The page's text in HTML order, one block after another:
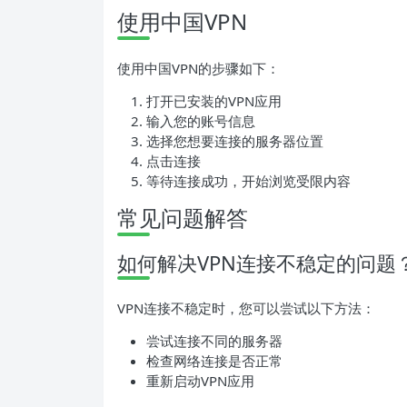
使用中国VPN
使用中国VPN的步骤如下：
打开已安装的VPN应用
输入您的账号信息
选择您想要连接的服务器位置
点击连接
等待连接成功，开始浏览受限内容
常见问题解答
如何解决VPN连接不稳定的问题
VPN连接不稳定时，您可以尝试以下方法：
尝试连接不同的服务器
检查网络连接是否正常
重新启动VPN应用